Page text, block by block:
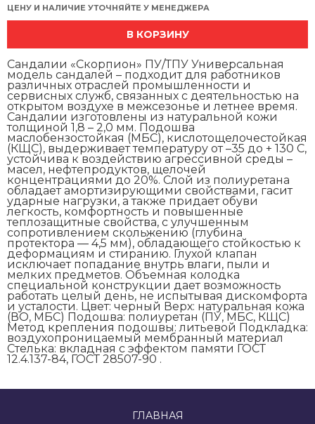
ЦЕНУ И НАЛИЧИЕ УТОЧНЯЙТЕ У МЕНЕДЖЕРА
В КОРЗИНУ
Сандалии «Скорпион» ПУ/ТПУ Универсальная
модель сандалей – подходит для работников
различных отраслей промышленности и
сервисных служб, связанных с деятельностью на
открытом воздухе в межсезонье и летнее время.
Сандалии изготовлены из натуральной кожи
толщиной 1,8 – 2,0 мм. Подошва
маслобензостойкая (МБС), кислотощелочестойкая
(КЩС), выдерживает температуру от –35 до + 130 С,
устойчива к воздействию агрессивной среды –
масел, нефтепродуктов, щелочей
концентрациями до 20%. Слой из полиуретана
обладает амортизирующими свойствами, гасит
ударные нагрузки, а также придает обуви
легкость, комфортность и повышенные
теплозащитные свойства, с улучшенным
сопротивлением скольжению (глубина
протектора ― 4,5 мм), обладающего стойкостью к
деформациям и стиранию. Глухой клапан
исключает попадание внутрь влаги, пыли и
мелких предметов. Объемная колодка
специальной конструкции дает возможность
работать целый день, не испытывая дискомфорта
и усталости. Цвет: черный Верх: натуральная кожа
(ВО, МБС) Подошва: полиуретан (ПУ, МБС, КЩС)
Метод крепления подошвы: литьевой Подкладка:
воздухопроницаемый мембранный материал
Стелька: вкладная с эффектом памяти ГОСТ
12.4.137-84, ГОСТ 28507-90 .
ГЛАВНАЯ